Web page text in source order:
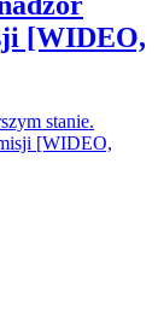
[WIDEO,